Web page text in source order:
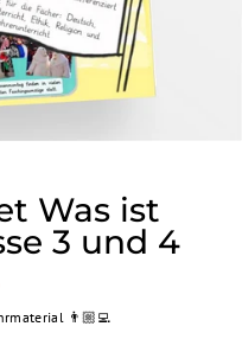
Was ist
3 und 4
👨🏼‍💻